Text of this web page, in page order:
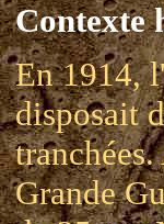
Contexte
En 1914,
disposait
Grande